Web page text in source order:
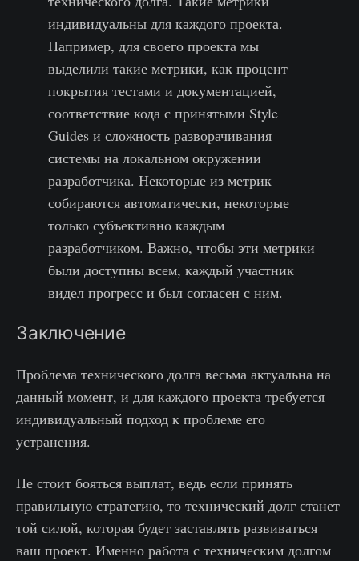
индивидуальны для каждого проекта.
Например, для своего проекта мы
выделили такие метрики, как процент
покрытия тестами и документацией,
соответствие кода с принятыми Style
Guides и сложность разворачивания
системы на локальном окружении
разработчика. Некоторые из метрик
собираются автоматически, некоторые
только субъективно каждым
разработчиком. Важно, чтобы эти метрики
были доступны всем, каждый участник
видел прогресс и был согласен с ним.
Заключение
Проблема технического долга весьма актуальна на
данный момент, и для каждого проекта требуется
индивидуальный подход к проблеме его
устранения.
Не стоит бояться выплат, ведь если принять
правильную стратегию, то технический долг станет
той силой, которая будет заставлять развиваться
ваш проект. Именно работа с техническим долгом